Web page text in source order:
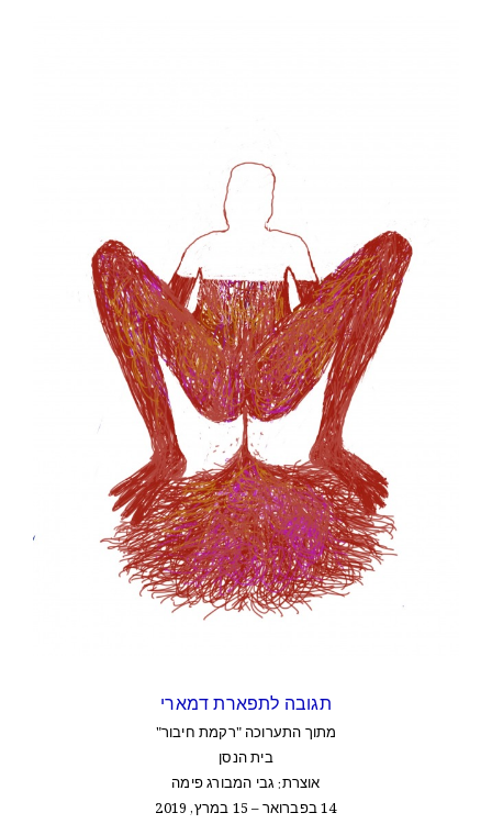
תגובה לתפארת דמארי
מתוך התערוכה "רקמת חיבור"
בית הנסן
אוצרת: גבי המבורג פימה
14 בפברואר – 15 במרץ, 2019